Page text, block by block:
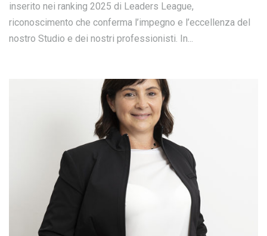
inserito nei ranking 2025 di Leaders League,
riconoscimento che conferma l’impegno e l’eccellenza del
nostro Studio e dei nostri professionisti. In...